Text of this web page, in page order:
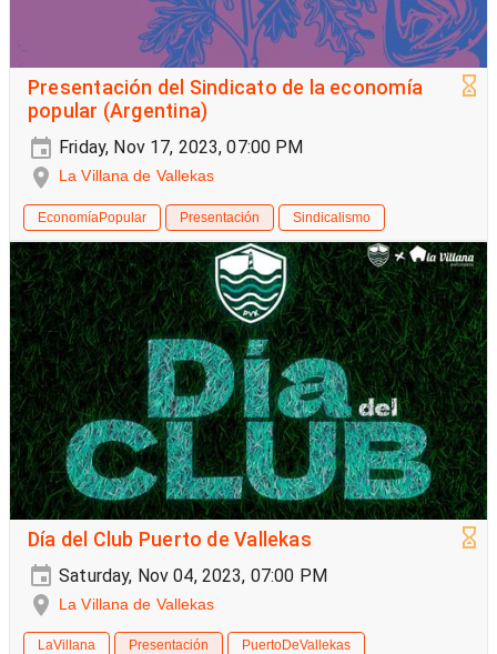
Presentación del Sindicato de la economía
popular (Argentina)
Friday, Nov 17, 2023, 07:00 PM
La Villana de Vallekas
EconomíaPopular Presentación Sindicalismo
Día del Club Puerto de Vallekas
Saturday, Nov 04, 2023, 07:00 PM
La Villana de Vallekas
LaVillana Presentación PuertoDeVallekas